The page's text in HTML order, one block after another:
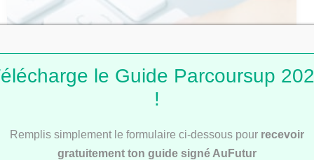
Service Civique : les secrets d’une bonne lettre
de motivation
le Guide Parcoursup
!
Remplis simplement le formulaire ci-dessous pour recevoir
gratuitement ton guide signé AuFutur